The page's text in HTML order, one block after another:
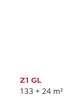
Z1 GL
133 + 24 m²